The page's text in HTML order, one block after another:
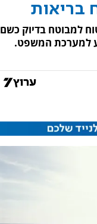
בריאות
למבוטח בדיוק כשם
למערכת המשפט.